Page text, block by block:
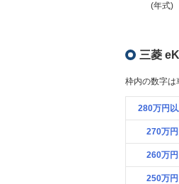
(年式)
三菱
枠内の数字は
280万円
270万円
260万円
250万円